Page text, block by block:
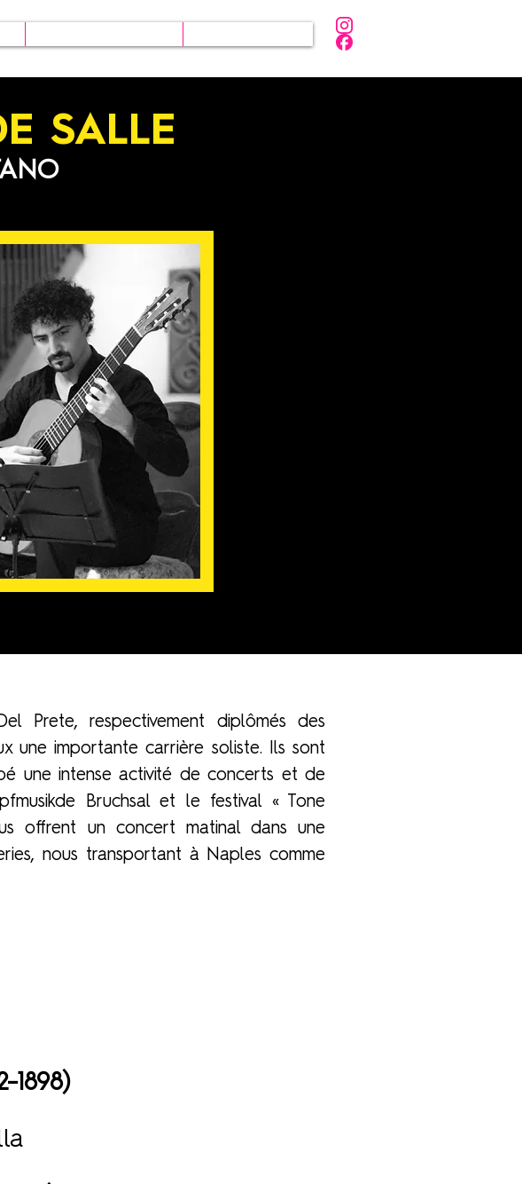
SALLE
Prete, respectivement diplômés des
une importante carrière soliste. Ils sont
une intense activité de concerts et de
Bruchsal et le festival « Tone
offrent un concert matinal dans une
nous transportant à Naples comme